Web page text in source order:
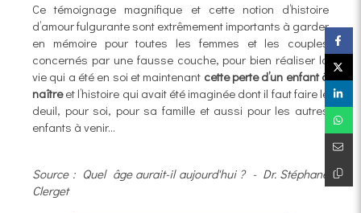
Ce témoignage magnifique et cette notion d’histoire
d’amour fulgurante sont extrêmement importants à garder
en mémoire pour toutes les femmes et les couples
concernés par une fausse couche, pour bien réaliser la
vie qui a été en soi et maintenant cette perte d’un enfant à
naîtreet l’histoire qui avait été imaginée dont il faut faire le
deuil, pour soi, pour sa famille et aussi pour les autres
enfants à venir...
Source : Quel âge aurait-il aujourd'hui ? - Dr. Stéphane
Clerget